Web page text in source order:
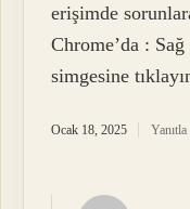
erişimde
Chrome’da :
simgesine
Ocak 18, 2025 Yanıtla